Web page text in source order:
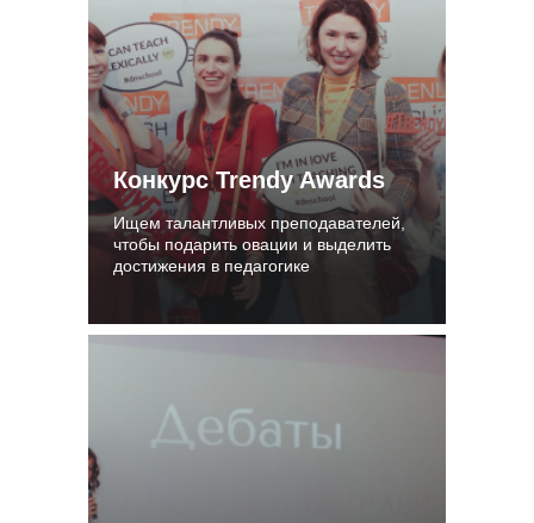
Конкурс Trendy Awards
Ищем талантливых преподавателей,
чтобы подарить овации и выделить
достижения в педагогике